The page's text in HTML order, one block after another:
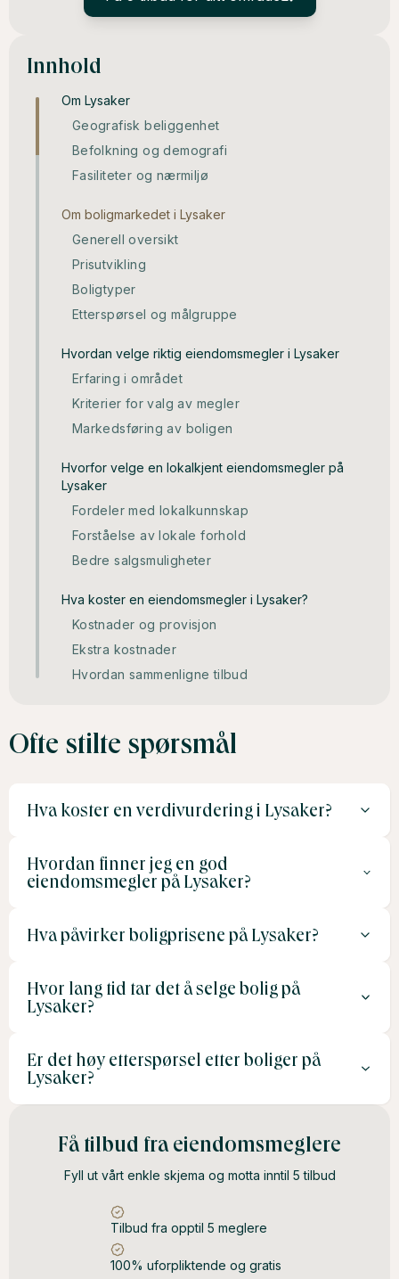
Innhold
Om Lysaker
Geografisk beliggenhet
Befolkning og demografi
Fasiliteter og nærmiljø
Om boligmarkedet i Lysaker
Generell oversikt
Prisutvikling
Boligtyper
Etterspørsel og målgruppe
Hvordan velge riktig eiendomsmegler i Lysaker
Erfaring i området
Kriterier for valg av megler
Markedsføring av boligen
Hvorfor velge en lokalkjent eiendomsmegler på
Lysaker
Fordeler med lokalkunnskap
Forståelse av lokale forhold
Bedre salgsmuligheter
Hva koster en eiendomsmegler i Lysaker?
Kostnader og provisjon
Ekstra kostnader
Hvordan sammenligne tilbud
Ofte stilte spørsmål
Hva koster en verdivurdering i Lysaker?
De fleste meglere tilbyr gratis verdivurdering som en del
av en innledende samtale.
Hvordan finner jeg en god
eiendomsmegler på Lysaker?
Se etter meglere med erfaring fra Lysaker, positive
området.
Hva påvirker boligprisene på Lysaker?
Faktorer som boligens beliggenhet, størrelse, tilstand og
nærheten til sjøen og kollektivtilbud påvirker boligprisene
Hvor lang tid tar det å selge bolig på
Lysaker?
Salgstiden kan variere, men boliger på Lysaker har ofte
kort salgstid grunnet den høye etterspørselen etter
Er det høy etterspørsel etter boliger på
Lysaker?
Ja, Lysaker er populært blant familier og profesjonelle
som ønsker et eksklusivt og sentralt område nært Oslo.
Få tilbud fra eiendomsmeglere
Fyll ut vårt enkle skjema og motta inntil 5 tilbud
Tilbud fra opptil 5 meglere
100% uforpliktende og gratis